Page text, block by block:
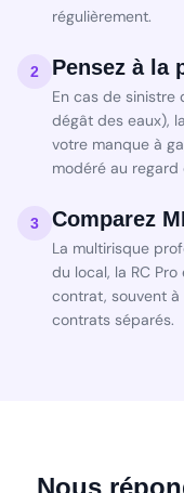
régulièrement.
2 Pensez à la
En cas de
dégât des eaux),
votre manque à
modéré au
3 Comparez
La multirisque
du local, la RC
contrat, souvent
contrats séparés.
Nous